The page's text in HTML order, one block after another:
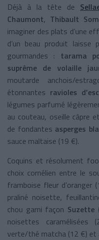
Déjà à la tête de
Chaumont, Thibault
imaginer des plats d’une
d’un beau produit
gourmandes : tarama
suprême de volaille
moutarde anchois/
étonnantes ravioles
légumes parfumé
au couteau, oseille câpre
de fondantes asperges
sauce maltaise (19 €).
Coquins et résolument
choix cornélien entre le
framboise fleur d’oranger
praliné noisette,
chou garni façon Suzette
noisettes
verte/thé matcha (12 €) et